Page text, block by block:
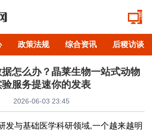
政策法规 综合资讯 后稷访谈
怎么办？晶莱生物一站式动物
验服务提速你的发表
2026-06-03 23:45
发与基础医学科研领域,一个越来越明